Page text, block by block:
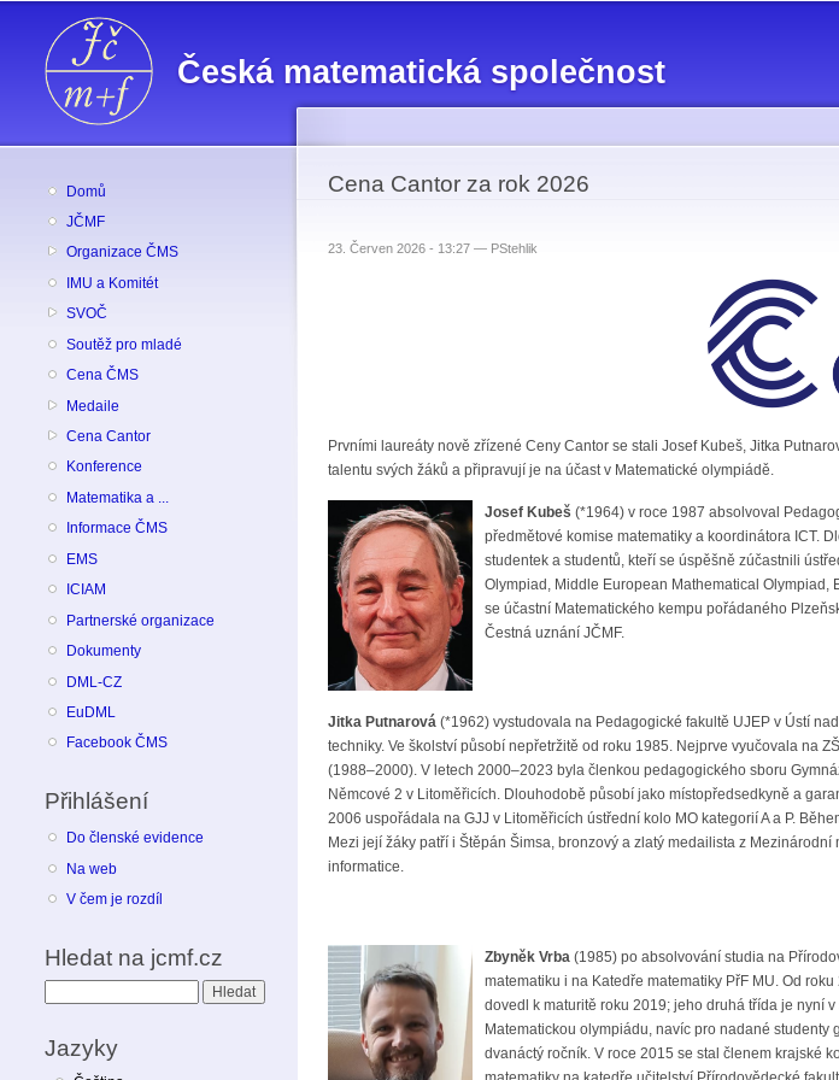
Česká matematická společnost
Domů
JČMF
Organizace ČMS
IMU a Komitét
SVOČ
Soutěž pro mladé
Cena ČMS
Medaile
Cena Cantor
Konference
Matematika a ...
Informace ČMS
EMS
ICIAM
Partnerské organizace
Dokumenty
DML-CZ
EuDML
Facebook ČMS
Přihlášení
Do členské evidence
Na web
V čem je rozdíl
Hledat na jcmf.cz
Jazyky
Cena Cantor za rok 2026
23. Červen 2026 - 13:27 — PStehlik
Prvními laureáty nově zřízené Ceny Cantor se stali Josef Kubeš, Jitka
talentu svých žáků a připravují je na účast v Matematické olympiádě.
Josef Kubeš (*1964) v roce 1987 absolvoval
předmětové komise matematiky a koordinátora ICT.
studentek a studentů, kteří se úspěšně zúčastnili
Olympiad, Middle European Mathematical
se účastní Matematického kempu pořádaného
Čestná uznání JČMF.
Jitka Putnarová (*1962) vystudovala na Pedagogické fakultě UJEP v Ústí
techniky. Ve školství působí nepřetržitě od roku 1985. Nejprve vyučovala na
(1988–2000). V letech 2000–2023 byla členkou pedagogického sboru
Němcové 2 v Litoměřicích. Dlouhodobě působí jako místopředsedkyně a
2006 uspořádala na GJJ v Litoměřicích ústřední kolo MO kategorií A a P.
Mezi její žáky patří i Štěpán Šimsa, bronzový a zlatý medailista z
informatice.
Zbyněk Vrba (1985) po absolvování studia na
matematiku i na Katedře matematiky PřF MU. Od
dovedl k maturitě roku 2019; jeho druhá třída je nyní
Matematickou olympiádu, navíc pro nadané
dvanáctý ročník. V roce 2015 se stal členem krajské